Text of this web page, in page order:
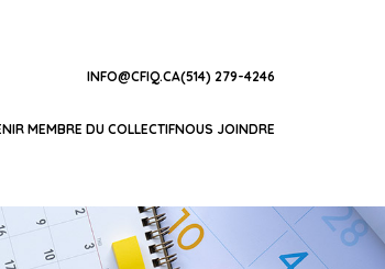
INFO@CFIQ.CA(514) 279-4246
MEMBRE DU COLLECTIFNOUS JOINDRE